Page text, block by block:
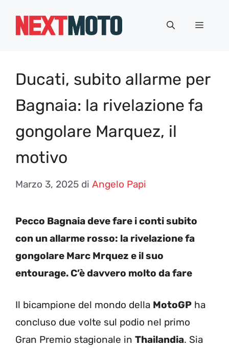
Menu
Ducati, subito allarme per
Bagnaia: la rivelazione fa
gongolare Marquez, il
motivo
Marzo 3, 2025 di Angelo Papi
Pecco Bagnaia deve fare i conti subito
con un allarme rosso: la rivelazione fa
gongolare Marc Mrquez e il suo
entourage. C’è davvero molto da fare
Il bicampione del mondo della MotoGP ha
concluso due volte sul podio nel primo
Gran Premio stagionale in Thailandia. Sia